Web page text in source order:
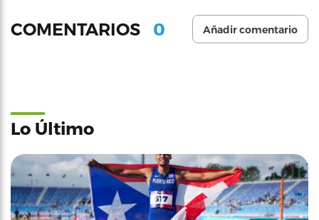
COMENTARIOS 0 Añadir comentario
Lo Último